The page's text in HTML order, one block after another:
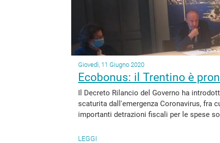
Giovedì, 11 Giugno 2020
Ecobonus: il Trentino è
Il Decreto Rilancio del Governo ha
scaturita dall'emergenza Coronavirus, fra
importanti detrazioni fiscali per le spese
LEGGI